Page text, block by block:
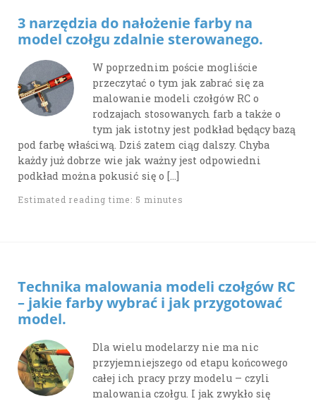
3 narzędzia do nałożenie farby na
model czołgu zdalnie sterowanego.
W poprzednim poście mogliście
przeczytać o tym jak zabrać się za
malowanie modeli czołgów RC o
rodzajach stosowanych farb a także o
tym jak istotny jest podkład będący bazą
pod farbę właściwą. Dziś zatem ciąg dalszy. Chyba
każdy już dobrze wie jak ważny jest odpowiedni
podkład można pokusić się o […]
Estimated reading time: 5 minutes
Technika malowania modeli czołgów RC
– jakie farby wybrać i jak przygotować
model.
Dla wielu modelarzy nie ma nic
przyjemniejszego od etapu końcowego
całej ich pracy przy modelu – czyli
malowania czołgu. I jak zwykło się